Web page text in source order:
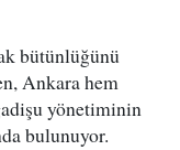
bütünlüğünü
Ankara hem
yönetiminin
bulunuyor.